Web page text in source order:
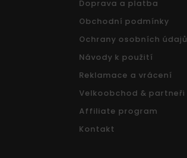
Doprava a platba
Obchodní podmínky
Ochrany osobních údajů
Návody k použití
Reklamace a vrácení
Velkoobchod & partneři
Affiliate program
Kontakt